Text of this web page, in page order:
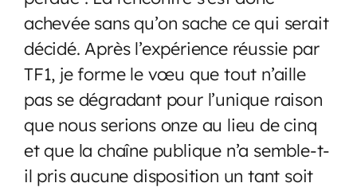
achevée sans qu’on sache ce qui serait
décidé. Après l’expérience réussie par
TF1, je forme le vœu que tout n’aille
pas se dégradant pour l’unique raison
que nous serions onze au lieu de cinq
et que la chaîne publique n’a semble-t-
il pris aucune disposition un tant soit